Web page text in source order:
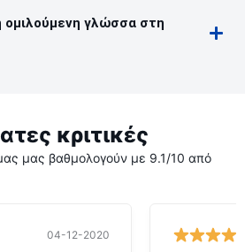
ομιλούμενη γλώσσα στη
κριτικές
μας βαθμολογούν με 9.1/10 από
04-12-2020